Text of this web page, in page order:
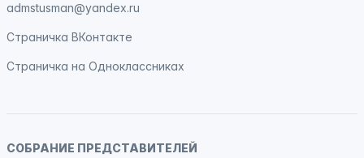
admstusman@yandex.ru
Страничка ВКонтакте
Страничка на Одноклассниках
СОБРАНИЕ ПРЕДСТАВИТЕЛЕЙ